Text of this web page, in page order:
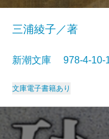
三浦綾子／著
新潮文庫 978-4-
文庫電子書籍あり